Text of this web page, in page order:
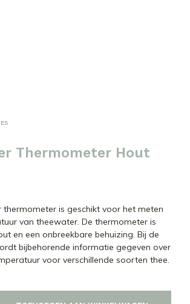
Thermometer Hout
is geschikt voor het meten
van theewater. De thermometer is
en een onbreekbare behuizing. Bij de
bijbehorende informatie gegeven over
voor verschillende soorten thee.